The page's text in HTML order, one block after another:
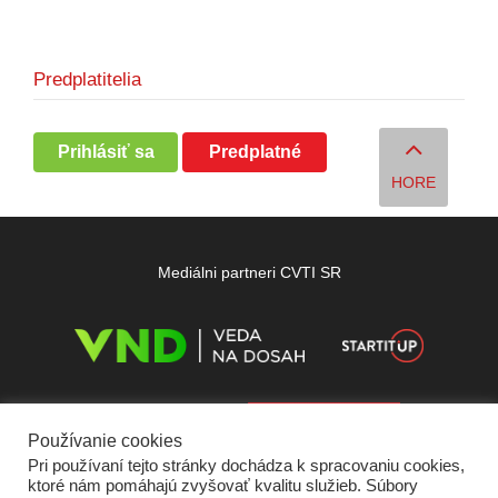
Predplatitelia
Prihlásiť sa Predplatné
HORE
Mediálni partneri CVTI SR
Používanie cookies
Pri používaní tejto stránky dochádza k spracovaniu cookies,
ktoré nám pomáhajú zvyšovať kvalitu služieb. Súbory